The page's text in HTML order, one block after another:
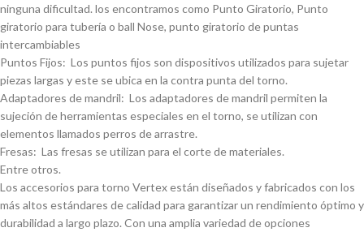
ninguna dificultad. los encontramos como Punto Giratorio, Punto
giratorio para tuberí­a o ball Nose, punto giratorio de puntas
intercambiables
Puntos Fijos: Los puntos fijos son dispositivos utilizados para sujetar
piezas largas y este se ubica en la contra punta del torno.
Adaptadores de mandril: Los adaptadores de mandril permiten la
sujeción de herramientas especiales en el torno, se utilizan con
elementos llamados perros de arrastre.
Fresas: Las fresas se utilizan para el corte de materiales.
Entre otros.
Los accesorios para torno Vertex están diseñados y fabricados con los
más altos estándares de calidad para garantizar un rendimiento óptimo y
durabilidad a largo plazo. Con una amplia variedad de opciones